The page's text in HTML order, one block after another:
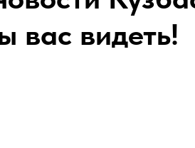
вас видеть!